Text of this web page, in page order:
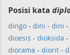
Posisi kata
dingo - dini - dini -
dioesis - dioksida -
diorama - diorit -